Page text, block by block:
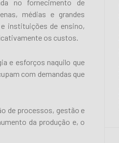
no fornecimento de
médias e grandes
instituições de ensino,
os custos.
e esforços naquilo que
com demandas que
de processos, gestão e
da produção e, o